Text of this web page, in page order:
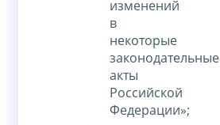
изменений
в
некоторые
законодательные
акты
Российской
Федерации»;